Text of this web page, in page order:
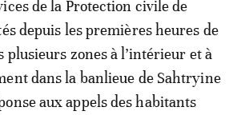
de la Protection civile de
depuis les premières heures de
plusieurs zones à l’intérieur et à
dans la banlieue de Sahtryine
aux appels des habitants